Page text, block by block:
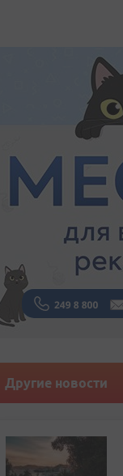
Другие новости